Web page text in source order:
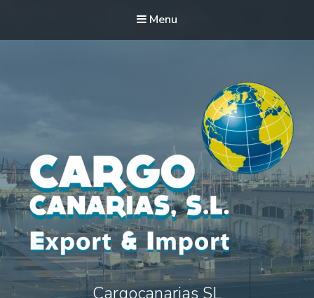
Menu
Cargocanarias SL